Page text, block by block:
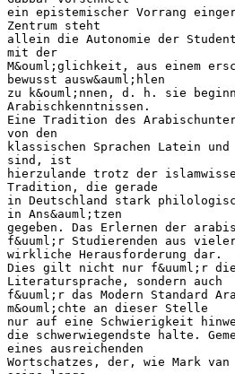
ein epistemischer Vorrang
Zentrum steht
allein die Autonomie der
mit der
M&ouml;glichkeit, aus einem
bewusst ausw&auml;hlen
zu k&ouml;nnen, d. h. sie
Arabischkenntnissen.
Eine Tradition des
von den
klassischen Sprachen Latein
sind, ist
hierzulande trotz der
Tradition, die gerade
in Deutschland stark
in Ans&auml;tzen
gegeben. Das Erlernen der
f&uuml;r Studierenden aus
wirkliche Herausforderung dar.
Dies gilt nicht nur f&uuml;r
Literatursprache, sondern auch
f&uuml;r das Modern Standard
m&ouml;chte an dieser Stelle
nur auf eine Schwierigkeit
die schwerwiegendste halte.
eines ausreichenden
Wortschatzes, der, wie Mark